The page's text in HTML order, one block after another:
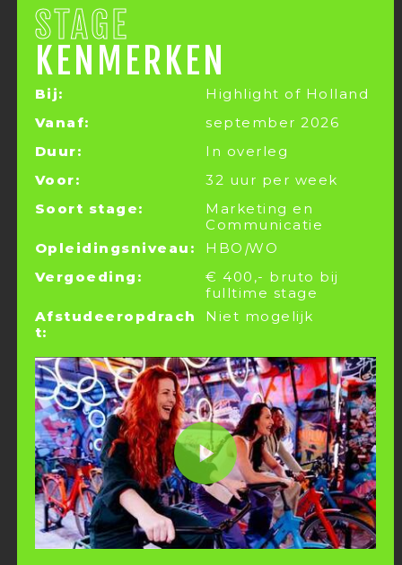
STAGE
KENMERKEN
Bij:
Highlight of Holland
Vanaf:
september 2026
Duur:
In overleg
Voor:
32 uur per week
Soort stage:
Marketing en
Communicatie
Opleidingsniveau:
HBO |WO
Vergoeding:
€ 400,- bruto bij
fulltime stage
Afstudeeropdrach
t:
Niet mogelijk